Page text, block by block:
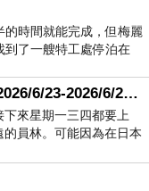
時間就能完成，但梅麗
到了一艘特工處停泊在
週間農居第284週（2026/6/23-2026/6/24) 夏至 金黃稻浪洋溢豐收喜悅
來星期一三四都要上
員林。可能因為在日本
時，心裡沒有一